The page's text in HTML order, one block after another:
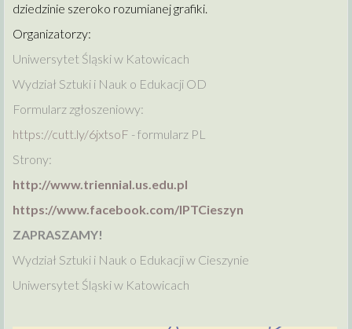
dziedzinie szeroko rozumianej grafiki.
Organizatorzy:
Uniwersytet Śląski w Katowicach
Wydział Sztuki i Nauk o Edukacji OD
Formularz zgłoszeniowy:
https://cutt.ly/6jxtsoF - formularz PL
Strony:
http://www.triennial.us.edu.pl
https://www.facebook.com/IPTCieszyn
ZAPRASZAMY!
Wydział Sztuki i Nauk o Edukacji w Cieszynie
Uniwersytet Śląski w Katowicach